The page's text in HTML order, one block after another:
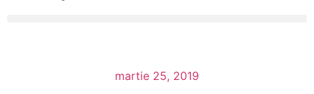
martie 25, 2019